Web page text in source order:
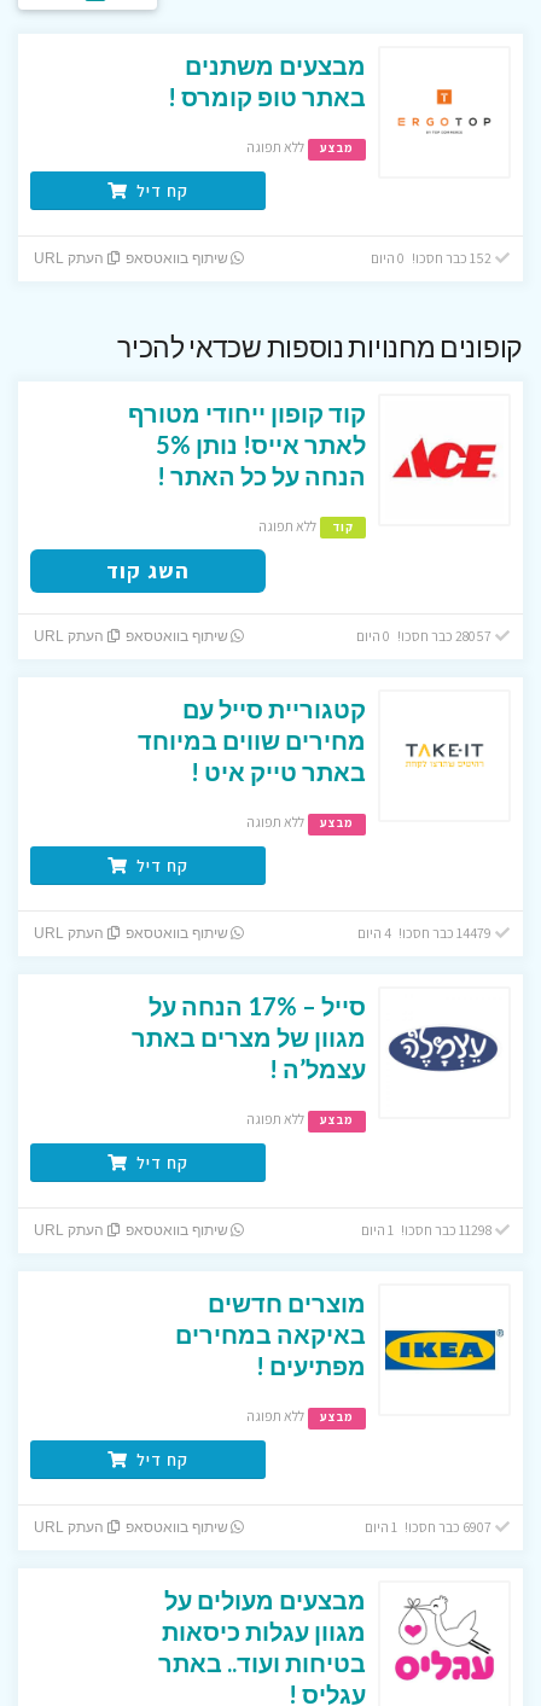
מבצעים משתנים
באתר טופ קומרס !
מבצע ללא תפוגה
קח דיל
שיתוף בוואטסאפ העתק URL
קופונים מחנויות נוספות שכדאי להכיר
קוד קופון ייחודי מטורף
לאתר אייס! נותן 5%
הנחה על כל האתר !
קוד ללא תפוגה
השג קוד
שיתוף בוואטסאפ העתק URL
קטגוריית סייל עם
מחירים שווים במיוחד
באתר טייק איט !
מבצע ללא תפוגה
קח דיל
שיתוף בוואטסאפ העתק URL
סייל – 17% הנחה על
מגוון של מצרים באתר
עצמל’ה !
מבצע ללא תפוגה
קח דיל
11298 כבר חסכו! 1 היום שיתוף בוואטסאפ העתק URL
מוצרים חדשים
באיקאה במחירים
מפתיעים !
מבצע ללא תפוגה
קח דיל
שיתוף בוואטסאפ העתק URL
מבצעים מעולים על
מגוון עגלות כיסאות
בטיחות ועוד.. באתר
עגליס !